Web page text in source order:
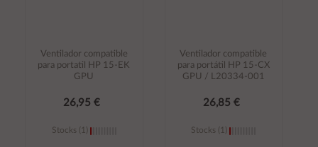
Ventilador compatible
para portatil HP 15-EK
GPU
26,95 €
Stocks (1)
Ventilador compatible
para portátil HP 15-CX
GPU / L20334-001
26,85 €
Stocks (1)